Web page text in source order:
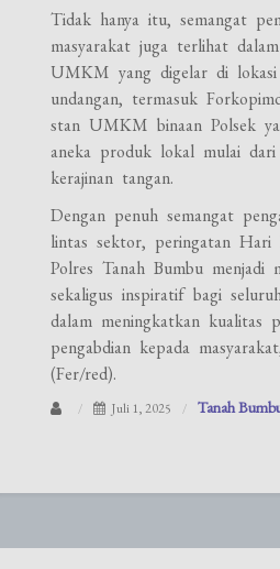
Tidak hanya itu, semangat
masyarakat juga terlihat
UMKM yang digelar di lokasi
undangan, termasuk
stan UMKM binaan Polsek
aneka produk lokal mulai
kerajinan tangan.
Dengan penuh semangat
lintas sektor, peringatan Hari
Polres Tanah Bumbu menjadi
sekaligus inspiratif bagi
dalam meningkatkan kualitas
pengabdian kepada
(Fer/red).
Juli 1, 2025 Tanah